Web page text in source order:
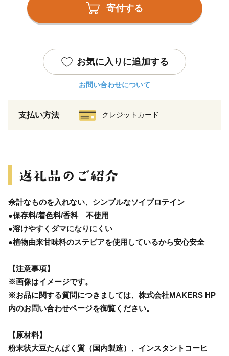
寄付する
お気に入りに追加する
お問い合わせについて
支払い方法 クレジットカード
余計なものを入れない、シンプルなソイプロテイン
●保存料/着色料/香料 不使用
●溶けやすくダマになりにくい
●植物由来甘味料のステビアを使用しているから安心安全
【注意事項】
※画像はイメージです。
※お品に関する質問につきましては、株式会社MAKERS HP
内のお問い合わせページを御覧ください。
【原材料】
粉末状大豆たんぱく質（国内製造）、インスタントコーヒ